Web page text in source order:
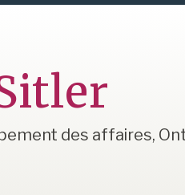
des affaires,